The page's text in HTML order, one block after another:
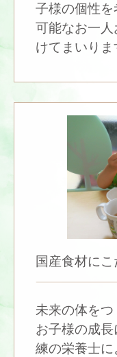
子様の個性
可能なお一
けてまいりま
国産食材に
未来の体をつ
お子様の成
練の栄養士